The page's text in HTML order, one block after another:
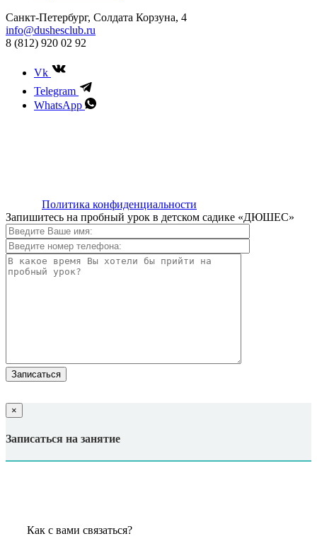
Санкт-Петербург, Солдата Корзуна, 4
info@dushesclub.ru
8 (812) 920 02 92
Vk
Telegram
WhatsApp
Политика конфиденциальности
Запишитесь на пробный урок в детском садике «ДЮШЕС»
×
Записаться на занятие
Как с вами связаться?